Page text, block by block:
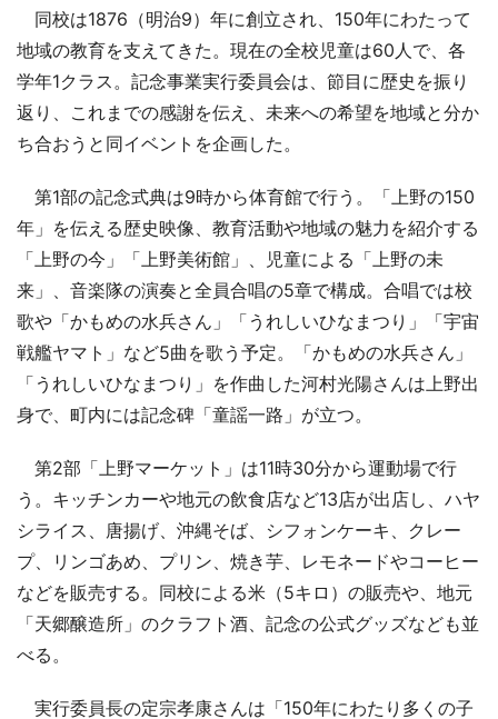
同校は1876（明治9）年に創立され、150年にわたって
地域の教育を支えてきた。現在の全校児童は60人で、各
学年1クラス。記念事業実行委員会は、節目に歴史を振り
返り、これまでの感謝を伝え、未来への希望を地域と分か
ち合おうと同イベントを企画した。
第1部の記念式典は9時から体育館で行う。「上野の150
年」を伝える歴史映像、教育活動や地域の魅力を紹介する
「上野の今」「上野美術館」、児童による「上野の未
来」、音楽隊の演奏と全員合唱の5章で構成。合唱では校
歌や「かもめの水兵さん」「うれしいひなまつり」「宇宙
戦艦ヤマト」など5曲を歌う予定。「かもめの水兵さん」
「うれしいひなまつり」を作曲した河村光陽さんは上野出
身で、町内には記念碑「童謡一路」が立つ。
第2部「上野マーケット」は11時30分から運動場で行
う。キッチンカーや地元の飲食店など13店が出店し、ハヤ
シライス、唐揚げ、沖縄そば、シフォンケーキ、クレー
プ、リンゴあめ、プリン、焼き芋、レモネードやコーヒー
などを販売する。同校による米（5キロ）の販売や、地元
「天郷醸造所」のクラフト酒、記念の公式グッズなども並
べる。
実行委員長の定宗孝康さんは「150年にわたり多くの子